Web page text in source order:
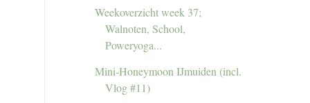
Weekoverzicht week 37;
Walnoten, School,
Poweryoga...
Mini-Honeymoon IJmuiden (incl.
Vlog #11)